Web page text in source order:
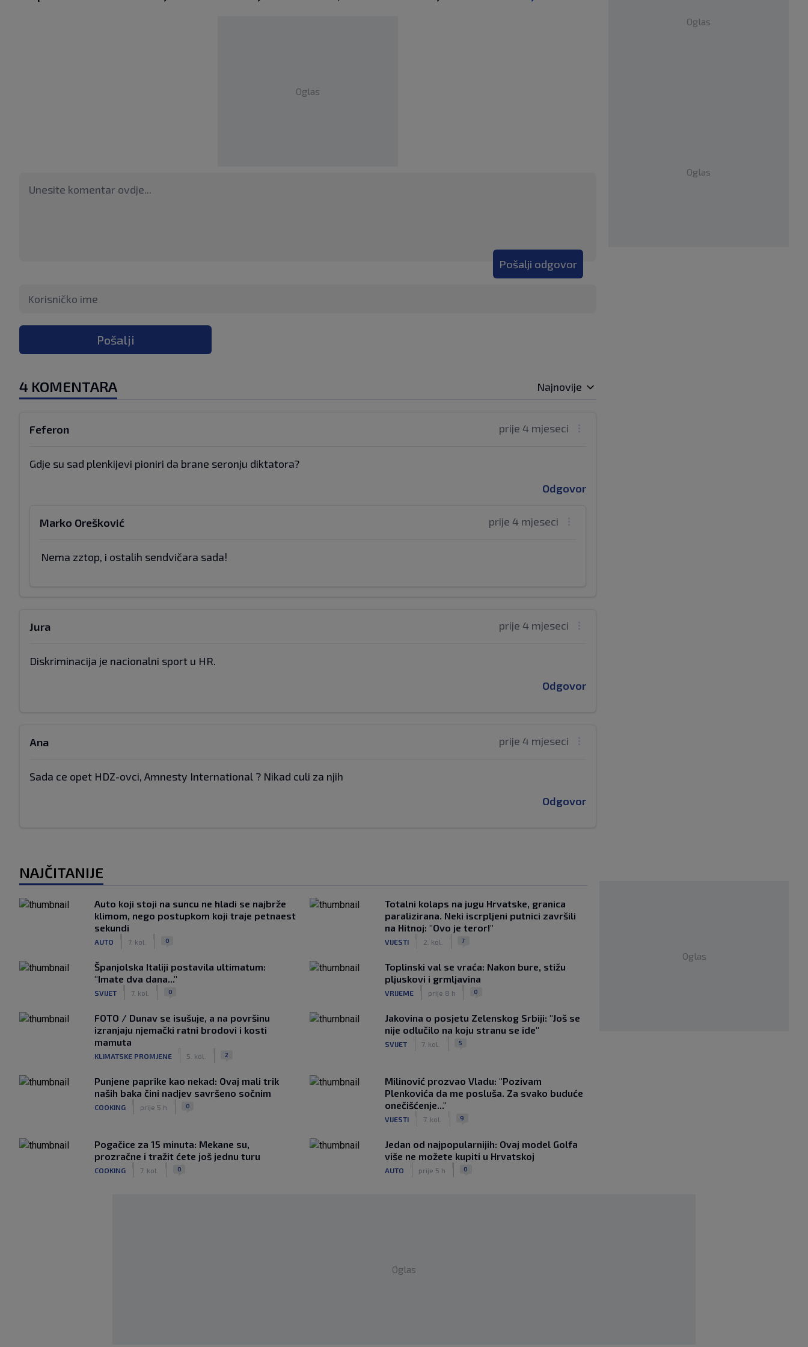
Oglas
Pošalji odgovor
Pošalji
4 KOMENTARA Najnovije
prije 4 mjeseci
Feferon
Gdje su sad plenkijevi pioniri da brane seronju diktatora?
Odgovor
prije 4 mjeseci
Marko Orešković
Nema zztop, i ostalih sendvičara sada!
prije 4 mjeseci
Jura
Diskriminacija je nacionalni sport u HR.
Odgovor
prije 4 mjeseci
Ana
Sada ce opet HDZ-ovci, Amnesty International ? Nikad culi za njih
Odgovor
Oglas
Oglas
NAJČITANIJE
Auto koji stoji na suncu ne hladi se najbrže
klimom, nego postupkom koji traje petnaest
sekundi
AUTO 7. kol. 0
Totalni kolaps na jugu Hrvatske, granica
paralizirana. Neki iscrpljeni putnici završili
na Hitnoj: "Ovo je teror!"
VIJESTI 2. kol. 7
Španjolska Italiji postavila ultimatum:
"Imate dva dana..."
SVIJET 7. kol. 0
Toplinski val se vraća: Nakon bure, stižu
pljuskovi i grmljavina
VRIJEME prije 8 h 0
FOTO / Dunav se isušuje, a na površinu
izranjaju njemački ratni brodovi i kosti
mamuta
KLIMATSKE PROMJENE 5. kol. 2
Jakovina o posjetu Zelenskog Srbiji: "Još se
nije odlučilo na koju stranu se ide"
SVIJET 7. kol. 5
Punjene paprike kao nekad: Ovaj mali trik
naših baka čini nadjev savršeno sočnim
COOKING prije 5 h 0
Milinović prozvao Vladu: "Pozivam
Plenkovića da me posluša. Za svako buduće
onečišćenje..."
VIJESTI 7. kol. 9
Pogačice za 15 minuta: Mekane su,
prozračne i tražit ćete još jednu turu
COOKING 7. kol. 0
Jedan od najpopularnijih: Ovaj model Golfa
više ne možete kupiti u Hrvatskoj
AUTO prije 5 h 0
Oglas
Oglas